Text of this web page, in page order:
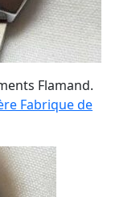
Flamand.
Fabrique de